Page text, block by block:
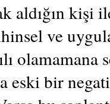
aldığın kişi
ve
eski bir